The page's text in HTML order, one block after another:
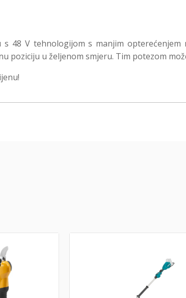
48 V tehnologijom s manjim
poziciju u željenom smjeru. Tim potezom